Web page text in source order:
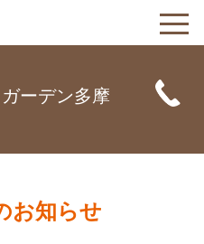
ーデン多摩
お知らせ